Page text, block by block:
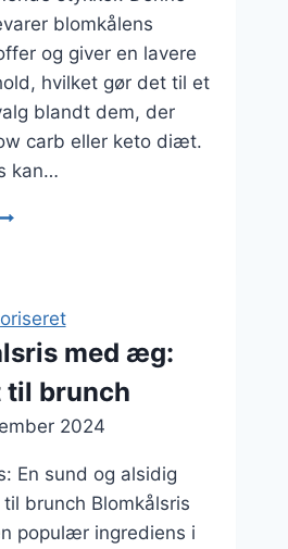
blomkålens
og giver en lavere
hvilket gør det til et
blandt dem, der
carb eller keto diæt.
kan…
med æg:
til brunch
2024
En sund og alsidig
brunch Blomkålsris
populær ingrediens i